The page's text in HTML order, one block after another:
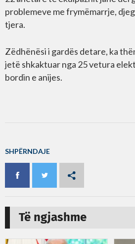
problemeve me frymëmarrje,
tjera.
Zëdhënësi i gardës detare, ka
jetë shkaktuar nga 25 vetura
bordin e anijes.
SHPËRNDAJE
Të ngjashme